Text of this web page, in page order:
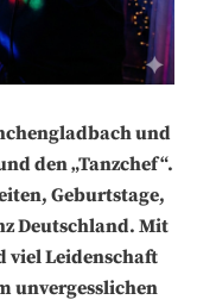
und
den „Tanzchef“.
Geburtstage,
Deutschland. Mit
viel Leidenschaft
unvergesslichen